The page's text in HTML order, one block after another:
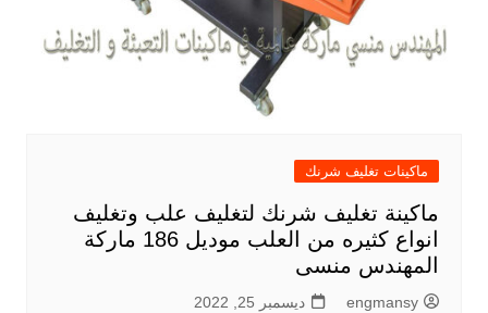
ماكينات تغليف شرنك
ماكينة تغليف شرنك لتغليف علب وتغليف
انواع كثيره من العلب موديل 186 ماركة
المهندس منسى
engmansy ديسمبر 25, 2022